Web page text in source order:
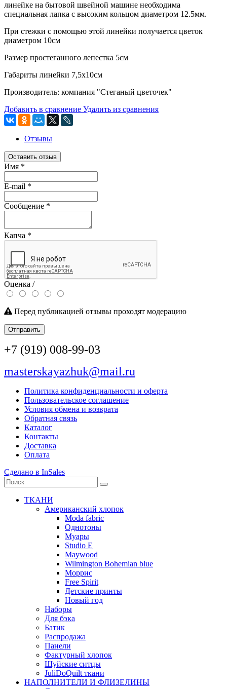
линейке на бытовой швейной машине необходима
специальная лапка с высоким кольцом диаметром 12.5мм.
При стежки с помощью этой линейки получается цветок
диаметром 10см
Размер простеганного лепестка 5см
Габариты линейки 7,5х10см
Производитель: компания "Стеганый цветочек"
Добавить в сравнение Удалить из сравнения
Отзывы
Оставить отзыв
Имя *
E-mail *
Сообщение *
Капча *
Оценка /
Перед публикацией отзывы проходят модерацию
Отправить
+7 (919) 008-99-03
masterskayazhuk@mail.ru
Политика конфиденциальности и оферта
Пользовательское соглашение
Условия обмена и возврата
Обратная связь
Каталог
Контакты
Доставка
Оплата
Сделано в InSales
ТКАНИ
Американский хлопок
Moda fabric
Однотоны
Муары
Studio E
Maywood
Wilmington Bohemian blue
Моррис
Free Spirit
Детские принты
Новый год
Наборы
Для бэка
Батик
Распродажа
Панели
Фактурный хлопок
Шуйские ситцы
JuliDoQuilt ткани
НАПОЛНИТЕЛИ И ФЛИЗЕЛИНЫ